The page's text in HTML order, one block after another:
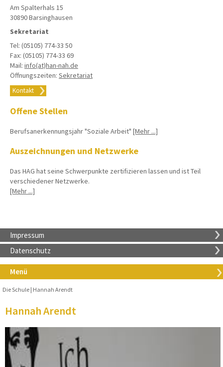
Am Spalterhals 15
30890 Barsinghausen
Sekretariat
Tel: (05105) 774-33 50
Fax: (05105) 774-33 69
Mail: info(at)han-nah.de
Öffnungszeiten: Sekretariat
Kontakt
Offene Stellen
Berufsanerkennungsjahr "Soziale Arbeit" [Mehr ...]
Auszeichnungen und Netzwerke
Das HAG hat seine Schwerpunkte zertifizieren lassen und ist Teil
verschiedener Netzwerke.
[Mehr ...]
Impressum
Datenschutz
Menü
Die Schule Hannah Arendt
Hannah Arendt